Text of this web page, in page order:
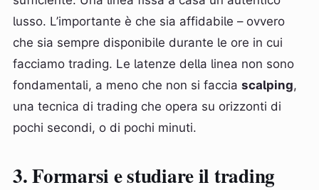
lusso. L’importante è che sia affidabile – ovvero
che sia sempre disponibile durante le ore in cui
facciamo trading. Le latenze della linea non sono
fondamentali, a meno che non si faccia scalping,
una tecnica di trading che opera su orizzonti di
pochi secondi, o di pochi minuti.
3. Formarsi e studiare il trading